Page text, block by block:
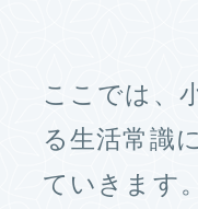
ここでは、
る生活常識
ていきます。